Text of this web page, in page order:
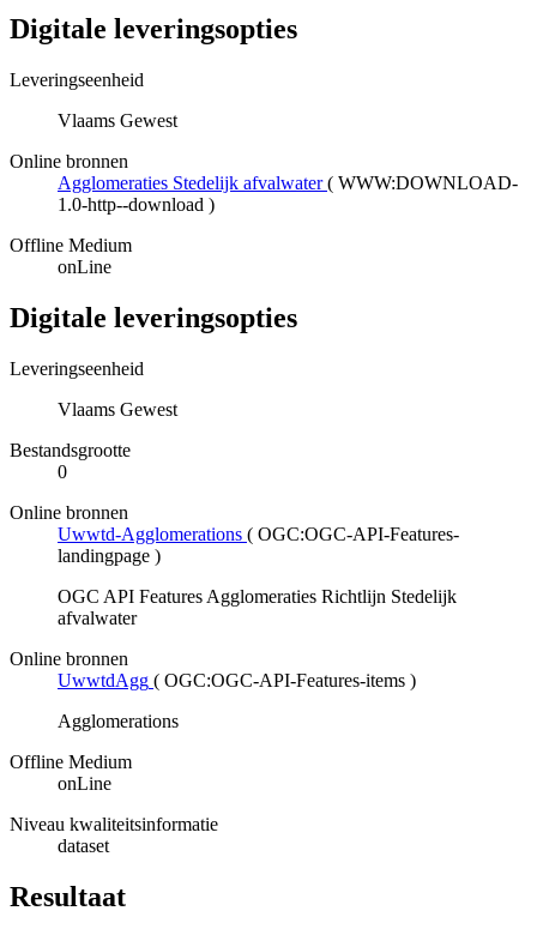
Digitale leveringsopties
Leveringseenheid
Vlaams Gewest
Online bronnen
Agglomeraties Stedelijk afvalwater ( WWW:DOWNLOAD-
1.0-http--download )
Offline Medium
onLine
Digitale leveringsopties
Leveringseenheid
Vlaams Gewest
Bestandsgrootte
0
Online bronnen
Uwwtd-Agglomerations ( OGC:OGC-API-Features-
landingpage )
OGC API Features Agglomeraties Richtlijn Stedelijk
afvalwater
Online bronnen
UwwtdAgg ( OGC:OGC-API-Features-items )
Agglomerations
Offline Medium
onLine
Niveau kwaliteitsinformatie
dataset
Resultaat